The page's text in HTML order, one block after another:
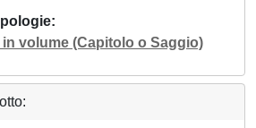
volume (Capitolo o Saggio)